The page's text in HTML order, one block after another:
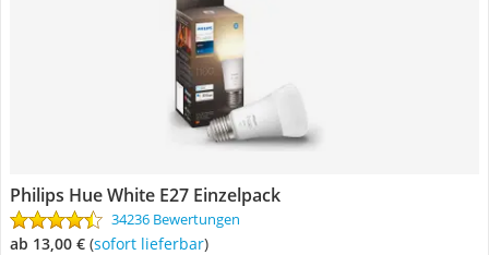
Philips Hue White E27 Einzelpack
34236 Bewertungen
ab 13,00 € ( Sofort lieferbar)